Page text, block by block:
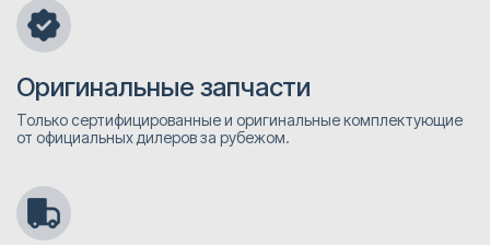
Оригинальные запчасти
Только сертифицированные и оригинальные комплектующие
от официальных дилеров за рубежом.